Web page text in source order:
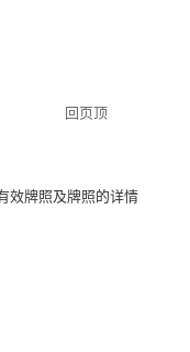
回页顶
效牌照及牌照的详情